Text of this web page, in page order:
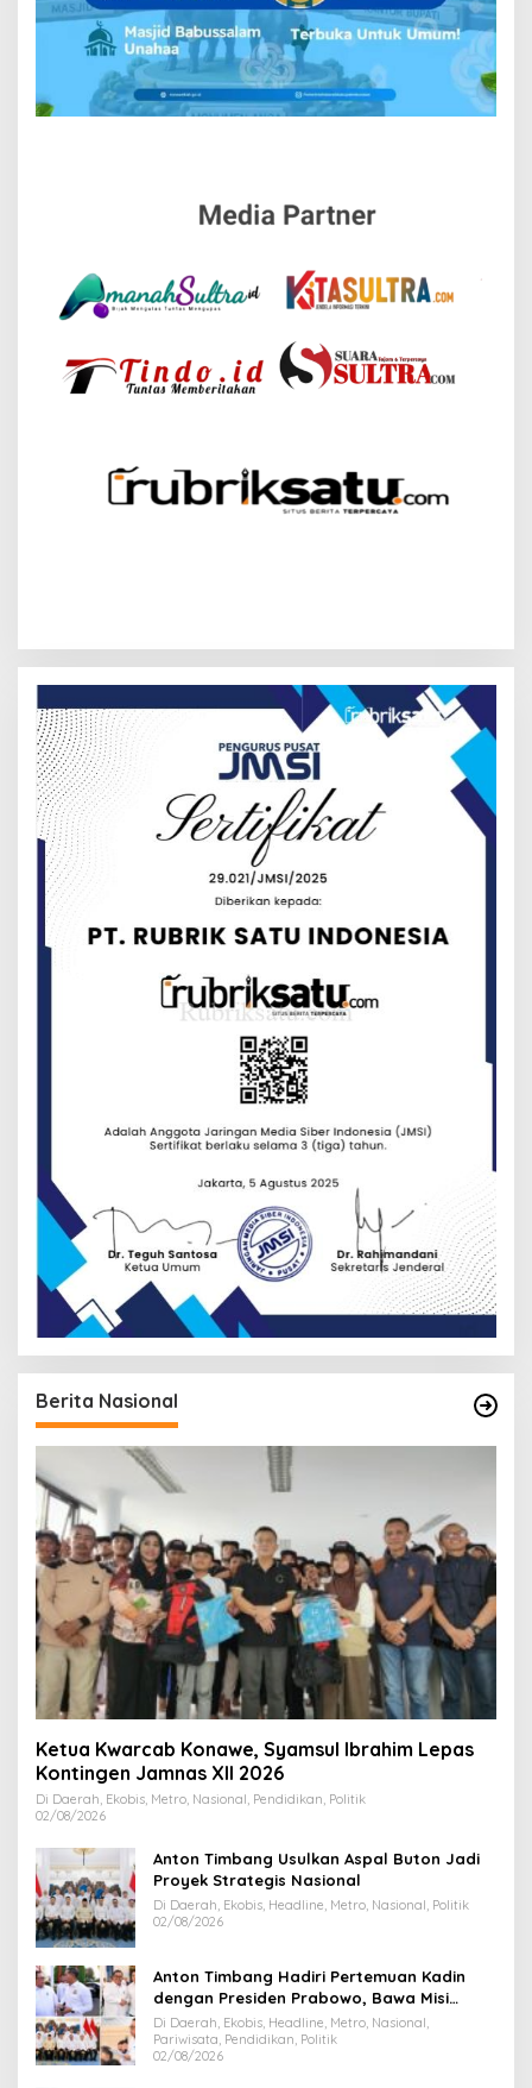
Berita Nasional
Ketua Kwarcab Konawe, Syamsul Ibrahim Lepas
Kontingen Jamnas XII 2026
Di Daerah, Ekobis, Metro, Nasional, Pendidikan, Politik
02/08/2026
Anton Timbang Usulkan Aspal Buton Jadi
Proyek Strategis Nasional
Di Daerah, Ekobis, Headline, Metro, Nasional, Politik
02/08/2026
Anton Timbang Hadiri Pertemuan Kadin
dengan Presiden Prabowo, Bawa Misi
Majukan Ekonomi Sultra
Di Daerah, Ekobis, Headline, Metro, Nasional,
Pariwisata, Pendidikan, Politik
02/08/2026